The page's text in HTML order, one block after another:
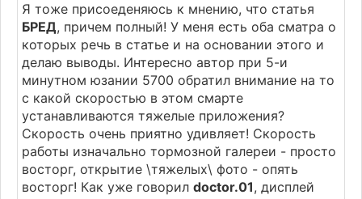
Я тоже присоеденяюсь к мнению, что статья
БРЕД, причем полный! У меня есть оба сматра о
которых речь в статье и на основании этого и
делаю выводы. Интересно автор при 5-и
минутном юзании 5700 обратил внимание на то
с какой скоростью в этом смарте
устанавливаются тяжелые приложения?
Скорость очень приятно удивляет! Скорость
работы изначально тормозной галереи - просто
восторг, открытие \тяжелых\ фото - опять
восторг! Как уже говорилdoctor.01, дисплей